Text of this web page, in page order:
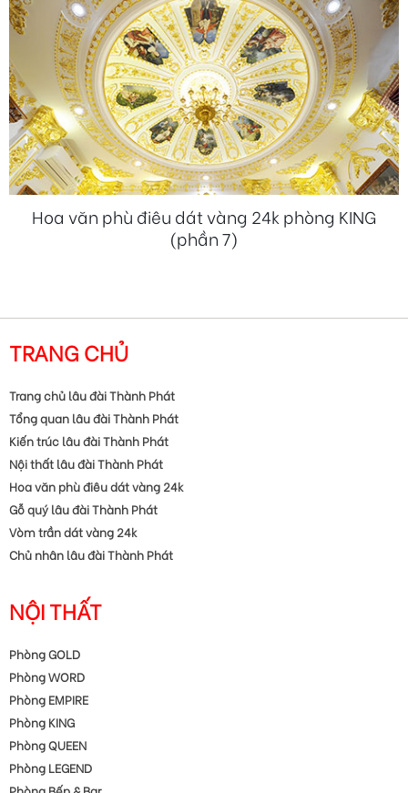
Hoa văn phù điêu dát vàng 24k phòng KING
(phần 7)
TRANG CHỦ
Trang chủ lâu đài Thành Phát
Tổng quan lâu đài Thành Phát
Kiến trúc lâu đài Thành Phát
Nội thất lâu đài Thành Phát
Hoa văn phù điêu dát vàng 24k
Gỗ quý lâu đài Thành Phát
Vòm trần dát vàng 24k
Chủ nhân lâu đài Thành Phát
NỘI THẤT
Phòng GOLD
Phòng WORD
Phòng EMPIRE
Phòng KING
Phòng QUEEN
Phòng LEGEND